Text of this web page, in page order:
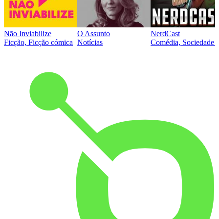
Não Inviabilize
Ficção, Ficção cómica
O Assunto
Notícias
NerdCast
Comédia, Sociedade